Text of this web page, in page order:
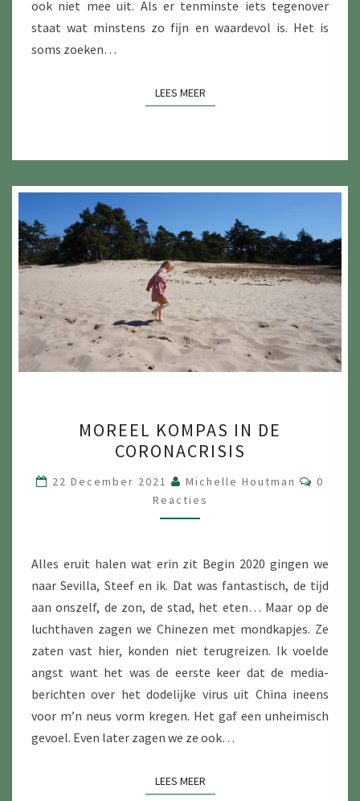
ook niet mee uit. Als er tenminste iets tegenover
staat wat minstens zo fĳn en waardevol is. Het is
soms zoeken…
LEES MEERLEES MEER
KOMPAS
IN
DE
CORONACRISIS
MOREEL KOMPAS IN DE
CORONACRISIS
22 December 2021 Michelle Houtman
0
Reacties
Alles eruit halen wat erin zit Begin 2020 gingen we
naar Sevilla, Steef en ik. Dat was fantastisch, de tĳd
aan onszelf, de zon, de stad, het eten… Maar op de
luchthaven zagen we Chinezen met mond­kapjes. Ze
zaten vast hier, konden niet terugreizen. Ik voelde
angst want het was de eerste keer dat de media-
berichten over het dodelĳke virus uit China ineens
voor m’n neus vorm kregen. Het gaf een unheimisch
gevoel. Even later zagen we ze ook…
LEES MEERLEES MEER